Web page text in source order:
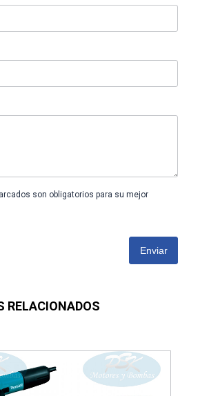
son obligatorios para su mejor
Enviar
RELACIONADOS